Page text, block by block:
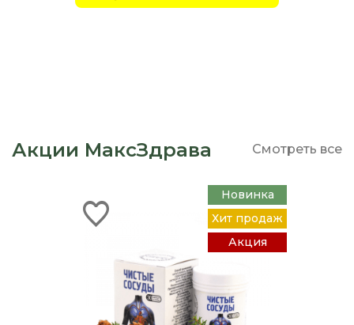
Акции МаксЗдрава Смотреть все
Новинка
Хит продаж
Акция